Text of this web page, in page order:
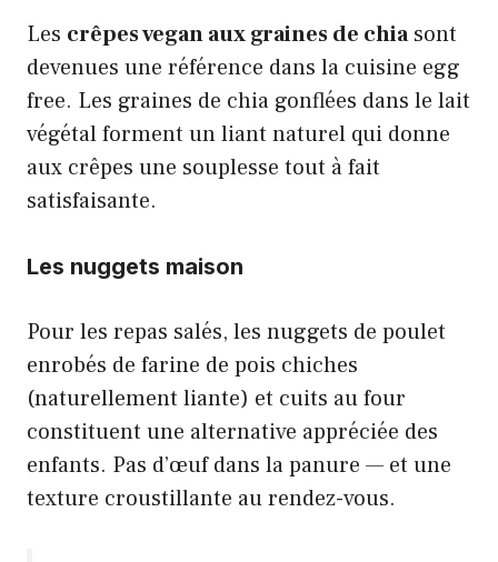
Les crêpes vegan aux graines de chiasont
devenues une référence dans la cuisine egg
free. Les graines de chia gonflées dans le lait
végétal forment un liant naturel qui donne
aux crêpes une souplesse tout à fait
satisfaisante.
Les nuggets maison
Pour les repas salés, les nuggets de poulet
enrobés de farine de pois chiches
(naturellement liante) et cuits au four
constituent une alternative appréciée des
enfants. Pas d’œuf dans la panure — et une
texture croustillante au rendez-vous.